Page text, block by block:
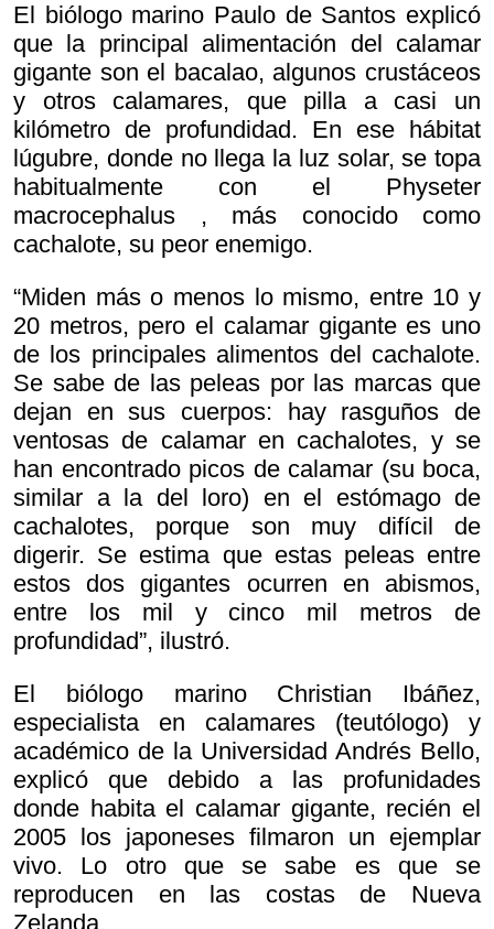
El biólogo marino Paulo de Santos explicó
que la principal alimentación del calamar
gigante son el bacalao, algunos crustáceos
y otros calamares, que pilla a casi un
kilómetro de profundidad. En ese hábitat
lúgubre, donde no llega la luz solar, se topa
habitualmente con el Physeter
macrocephalus , más conocido como
cachalote, su peor enemigo.
“Miden más o menos lo mismo, entre 10 y
20 metros, pero el calamar gigante es uno
de los principales alimentos del cachalote.
Se sabe de las peleas por las marcas que
dejan en sus cuerpos: hay rasguños de
ventosas de calamar en cachalotes, y se
han encontrado picos de calamar (su boca,
similar a la del loro) en el estómago de
cachalotes, porque son muy difícil de
digerir. Se estima que estas peleas entre
estos dos gigantes ocurren en abismos,
entre los mil y cinco mil metros de
profundidad”, ilustró.
El biólogo marino Christian Ibáñez,
especialista en calamares (teutólogo) y
académico de la Universidad Andrés Bello,
explicó que debido a las profunidades
donde habita el calamar gigante, recién el
2005 los japoneses filmaron un ejemplar
vivo. Lo otro que se sabe es que se
reproducen en las costas de Nueva
Zelanda.